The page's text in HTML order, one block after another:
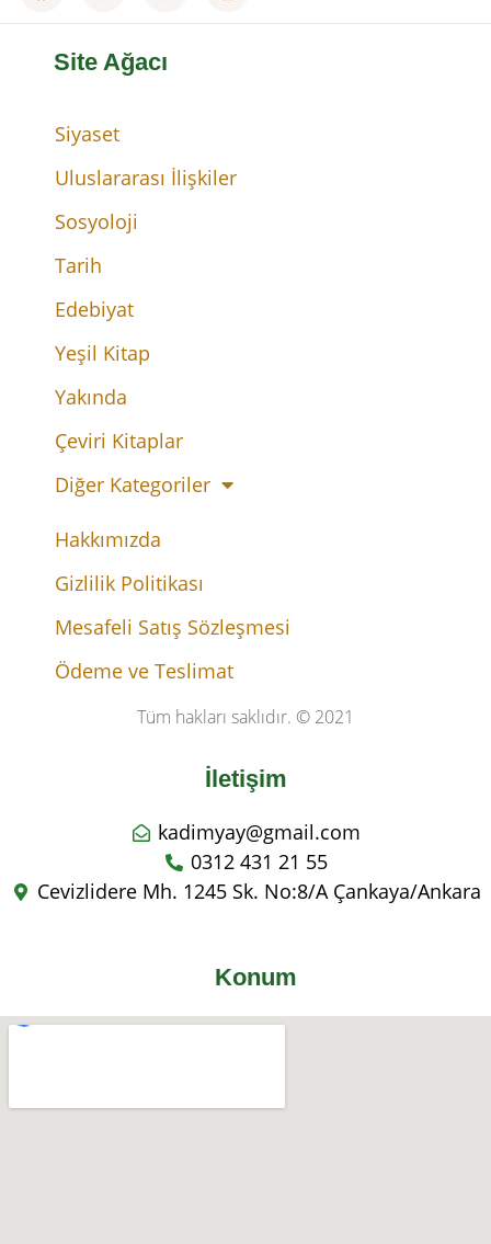
Site Ağacı
Siyaset
Uluslararası İlişkiler
Sosyoloji
Tarih
Edebiyat
Yeşil Kitap
Yakında
Çeviri Kitaplar
Diğer Kategoriler
Hakkımızda
Gizlilik Politikası
Mesafeli Satış Sözleşmesi
Ödeme ve Teslimat
Tüm hakları saklıdır. © 2021
İletişim
kadimyay@gmail.com
0312 431 21 55
Cevizlidere Mh. 1245 Sk. No:8/A Çankaya/Ankara
Konum